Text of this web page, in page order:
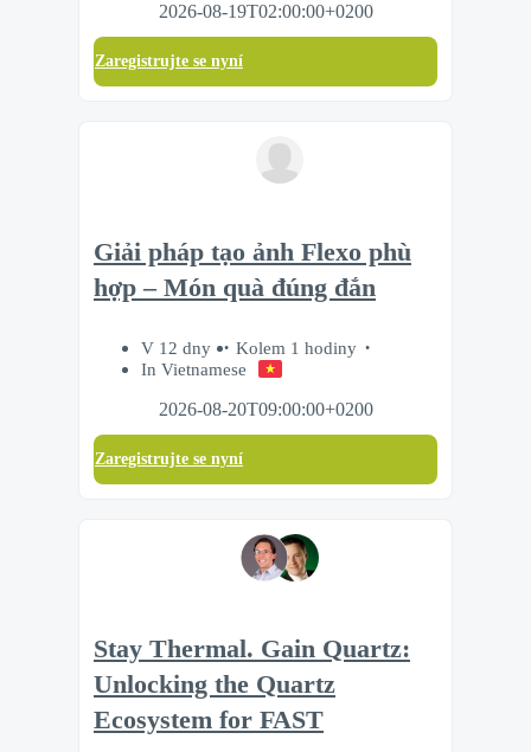
2026-08-19T02:00:00+0200
Zaregistrujte se nyní
Giải pháp tạo ảnh Flexo phù
hợp – Món quà đúng đắn
V 12 dny
Kolem 1 hodiny
In Vietnamese
2026-08-20T09:00:00+0200
Zaregistrujte se nyní
Stay Thermal. Gain Quartz:
Unlocking the Quartz
Ecosystem for FAST